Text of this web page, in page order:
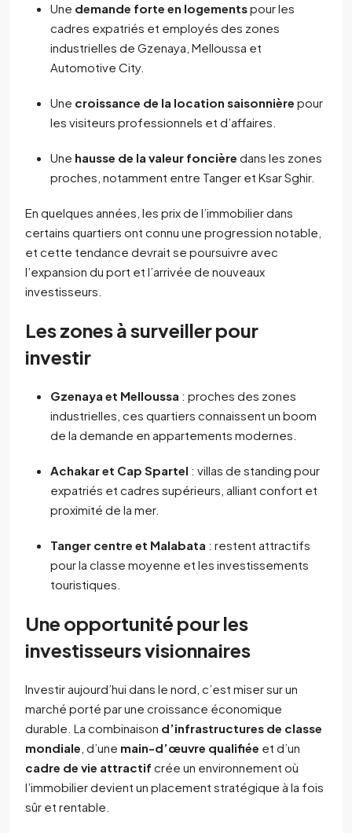
Une demande forte en logementspour les
cadres expatriés et employés des zones
industrielles de Gzenaya, Melloussa et
Automotive City.
Une croissance de la location saisonnière pour
les visiteurs professionnels et d’affaires.
Une hausse de la valeur foncière dans les zones
proches, notamment entre Tanger et Ksar Sghir.
En quelques années, les prix de l’immobilier dans
certains quartiers ont connu une progression notable,
et cette tendance devrait se poursuivre avec
l’expansion du port et l’arrivée de nouveaux
investisseurs.
Les zones à surveiller pour
investir
Gzenaya et Melloussa : proches des zones
industrielles, ces quartiers connaissent un boom
de la demande en appartements modernes.
Achakar et Cap Spartel : villas de standing pour
expatriés et cadres supérieurs, alliant confort et
proximité de la mer.
Tanger centre et Malabata : restent attractifs
pour la classe moyenne et les investissements
touristiques.
Une opportunité pour les
investisseurs visionnaires
Investir aujourd’hui dans le nord, c’est miser sur un
marché porté par une croissance économique
durable. La combinaison d’infrastructures de classe
mondiale , d’une main-d’œuvre qualifiée et d’un
cadre de vie attractif crée un environnement où
l’immobilier devient un placement stratégique à la fois
sûr et rentable.